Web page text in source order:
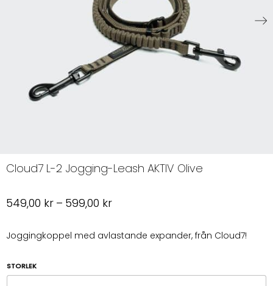
Cloud7 L-2 Jogging-Leash AKTIV Olive
549,00 kr – 599,00 krPrisintervall:
till
Joggingkoppel med avlastande expander, från Cloud7!
STORLEK